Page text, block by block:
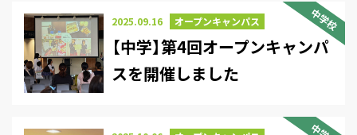
中学校
2025.09.16 オープンキャンパス
【中学】第4回オープンキャンパ
スを開催しました